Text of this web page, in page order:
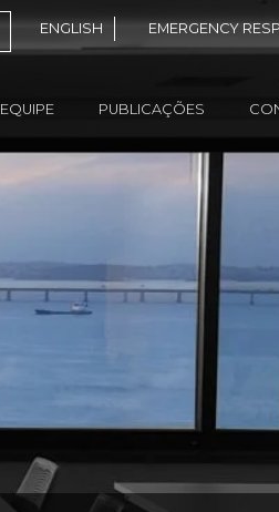
ENGLISH EMERGENCY
EQUIPE PUBLICAÇÕES